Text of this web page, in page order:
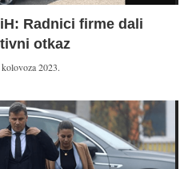
Radnici firme dali
otkaz
2023.